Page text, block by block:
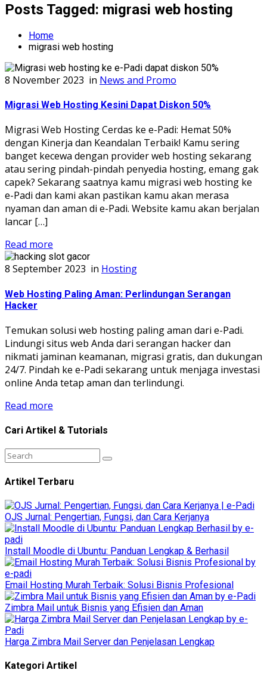
Posts Tagged: migrasi web hosting
Home
migrasi web hosting
8 November 2023 in News and Promo
Migrasi Web Hosting Kesini Dapat Diskon 50%
Migrasi Web Hosting Cerdas ke e-Padi: Hemat 50%
dengan Kinerja dan Keandalan Terbaik! Kamu sering
banget kecewa dengan provider web hosting sekarang
atau sering pindah-pindah penyedia hosting, emang gak
capek? Sekarang saatnya kamu migrasi web hosting ke
e-Padi dan kami akan pastikan kamu akan merasa
nyaman dan aman di e-Padi. Website kamu akan berjalan
lancar […]
Read more
8 September 2023 in Hosting
Web Hosting Paling Aman: Perlindungan Serangan
Hacker
Temukan solusi web hosting paling aman dari e-Padi.
Lindungi situs web Anda dari serangan hacker dan
nikmati jaminan keamanan, migrasi gratis, dan dukungan
24/7. Pindah ke e-Padi sekarang untuk menjaga investasi
online Anda tetap aman dan terlindungi.
Read more
Cari Artikel & Tutorials
Artikel Terbaru
OJS Jurnal: Pengertian, Fungsi, dan Cara Kerjanya
Install Moodle di Ubuntu: Panduan Lengkap & Berhasil
Email Hosting Murah Terbaik: Solusi Bisnis Profesional
Zimbra Mail untuk Bisnis yang Efisien dan Aman
Harga Zimbra Mail Server dan Penjelasan Lengkap
Kategori Artikel